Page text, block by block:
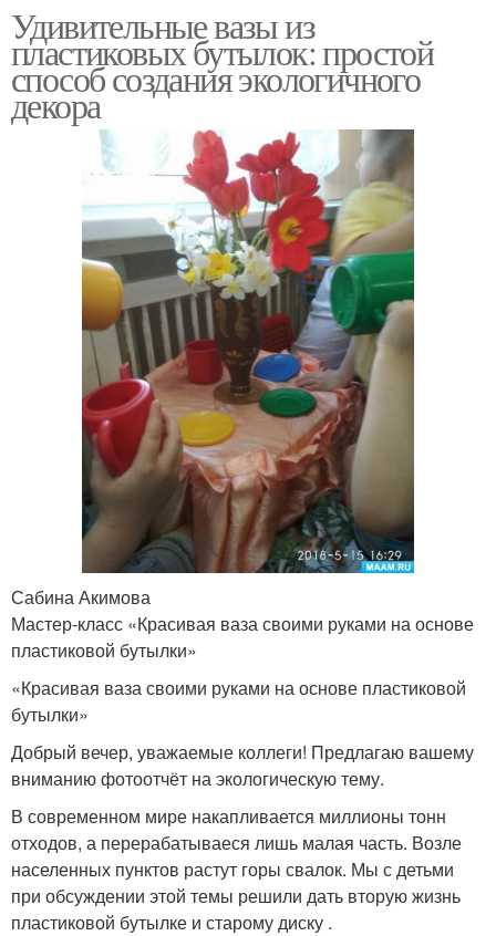
Удивительные вазы из
пластиковых бутылок: простой
способ создания экологичного
декора
Сабина Акимова
Мастер-класс «Красивая ваза своими руками на основе
пластиковой бутылки»
«Красивая ваза своими руками на основе пластиковой
бутылки»
Добрый вечер, уважаемые коллеги! Предлагаю вашему
вниманию фотоотчёт на экологическую тему.
В современном мире накапливается миллионы тонн
отходов, а перерабатываеся лишь малая часть. Возле
населенных пунктов растут горы свалок. Мы с детьми
при обсуждении этой темы решили дать вторую жизнь
пластиковой бутылке и старому диску .